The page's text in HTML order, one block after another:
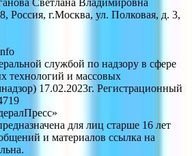
Россия, г.Москва, ул. Полковая, д. 3,
службой по надзору в сфере
технологий и массовых
17.02.2023г. Регистрационный
для лиц старше 16 лет
и материалов ссылка на